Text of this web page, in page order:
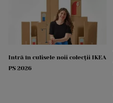
Intră în culisele noii colecții IKEA
PS 2026